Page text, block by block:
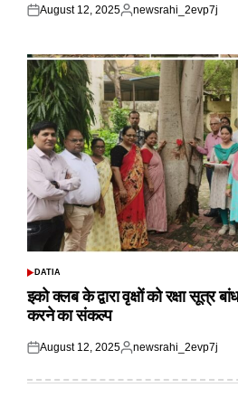
Posted
August 12, 2025
Posted
newsrahi_2evp7j
POSTED
DATIA
इको क्लब के द्वारा वृक्षों को रक्षा सूत्र
करने का संकल्प
Posted
August 12, 2025
Posted
newsrahi_2evp7j